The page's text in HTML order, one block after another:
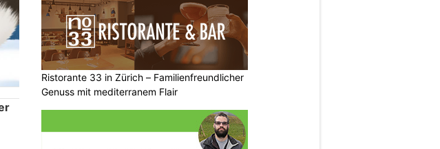
Ristorante 33 in Zürich – Familienfreundlicher
Genuss mit mediterranem Flair